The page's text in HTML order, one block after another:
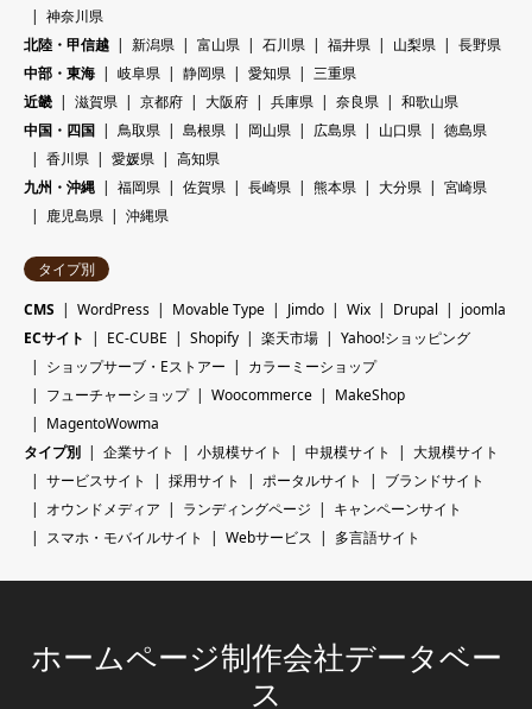
神奈川県
北陸・甲信越
新潟県 富山県 石川県 福井県 山梨県
長野県
中部・東海
岐阜県 静岡県 愛知県
三重県
近畿
滋賀県 京都府 大阪府 兵庫県 奈良県
和歌山県
中国・四国
鳥取県 島根県 岡山県 広島県 山口県
徳島県
香川県
愛媛県
高知県
九州・沖縄
福岡県 佐賀県 長崎県 熊本県 大分県
宮崎県
鹿児島県
沖縄県
タイプ別
CMS
WordPress Movable Type Jimdo Wix Drupal
joomla
ECサイト
EC-CUBE Shopify 楽天市場
Yahoo!ショッピング
ショップサーブ・Eストアー
カラーミーショップ
フューチャーショップ
Woocommerce
MakeShop
MagentoWowma
タイプ別
企業サイト 小規模サイト 中規模サイト
大規模サイト
サービスサイト
採用サイト ポータルサイト
ブランドサイト
オウンドメディア
ランディングページ
キャンペーンサイト
スマホ・モバイルサイト
Webサービス 多言語サイト
ホームページ制作会社データベー
ス